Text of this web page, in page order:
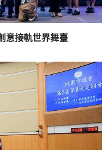
意接軌世界舞臺